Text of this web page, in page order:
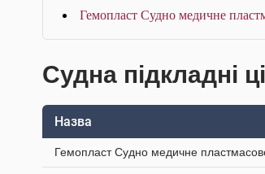
Гемопласт Судно медичне
Судна підкладні
Назва
Гемопласт Судно медичне